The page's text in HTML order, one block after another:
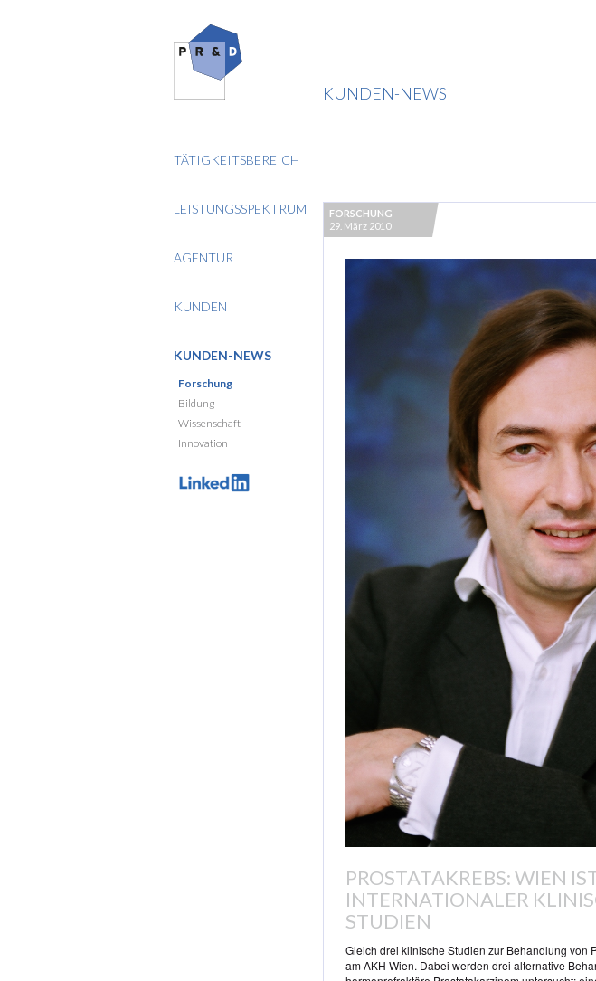
TÄTIGKEITSBEREICH
LEISTUNGSSPEKTRUM
AGENTUR
KUNDEN
KUNDEN-NEWS
Forschung
Bildung
Wissenschaft
Innovation
KUNDEN-NEWS
FORSCHUNG
29. März 2010
PROSTATAKREBS: WIEN
INTERNATIONALER
STUDIEN
Gleich drei klinische Studien zur Behandlung von
am AKH Wien. Dabei werden drei alternative